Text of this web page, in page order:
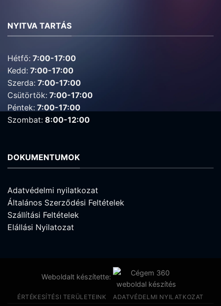
NYITVA TARTÁS
Hétfő: 7:00-17:00
Kedd: 7:00-17:00
Szerda: 7:00-17:00
Csütörtök: 7:00-17:00
Péntek: 7:00-17:00
Szombat: 8:00-12:00
DOKUMENTUMOK
Adatvédelmi nyilatkozat
Általános Szerződési Feltételek
Szállítási Feltételek
Elállási Nyilatozat
Weboldalt készítette:
ÉRTÉKESÍTÉSI TERÜLETEINK ADATVÉDELMI NYILATKOZAT